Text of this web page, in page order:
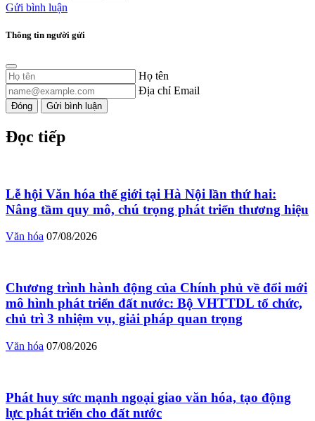
Gửi bình luận
Thông tin người gửi
Họ tên
Địa chỉ Email
Đóng Gửi bình luận
Đọc tiếp
Lễ hội Văn hóa thế giới tại Hà Nội lần thứ hai:
Nâng tầm quy mô, chú trọng phát triển thương hiệu
Văn hóa 07/08/2026
Chương trình hành động của Chính phủ về đổi mới
mô hình phát triển đất nước: Bộ VHTTDL tổ chức,
chủ trì 3 nhiệm vụ, giải pháp quan trọng
Văn hóa 07/08/2026
Phát huy sức mạnh ngoại giao văn hóa, tạo động
lực phát triển cho đất nước